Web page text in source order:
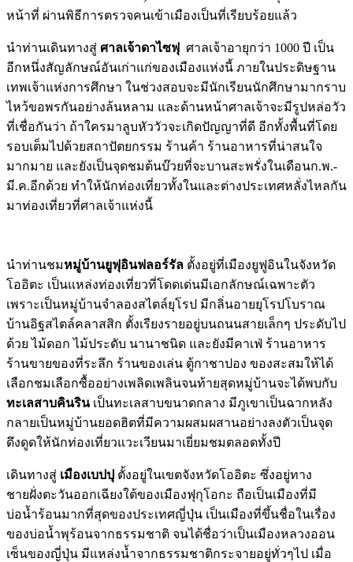
หน้าที่ ผ่านพิธีการตรวจคนเข้าเมืองเป็นที่เรียบร้อยแล้ว
นำท่านเดินทางสู่ ศาลเจ้าดาไซฟุ ศาลเจ้าอายุกว่า 1000 ปี เป็น
อีกหนึ่งสัญลักษณ์อันเก่าแก่ของเมืองแห่งนี้ ภายในประดิษฐาน
เทพเจ้าแห่งการศึกษา ในช่วงสอบจะมีนักเรียนนักศึกษามากราบ
ไหว้ขอพรกันอย่างล้นหลาม และด้านหน้าศาลเจ้าจะมีรูปหล่อวัว
ที่เชื่อกันว่า ถ้าใครมาลูบหัววัวจะเกิดปัญญาที่ดี อีกทั้งพื้นที่โดย
รอบเต็มไปด้วยสถาปัตยกรรม ร้านค้า ร้านอาหารที่น่าสนใจ
มากมาย และยังเป็นจุดชมต้นบ๊วยที่จะบานสะพรั่งในเดือนก.พ.-
มี.ค.อีกด้วย ทำให้นักท่องเที่ยวทั้งในและต่างประเทศหลั่งไหลกัน
มาท่องเที่ยวที่ศาลเจ้าแห่งนี้
นำท่านชมหมู่บ้านยูฟุอินฟลอร์รัล ตั้งอยู่ที่เมืองยูฟูอินในจังหวัด
โออิตะ เป็นแหล่งท่องเที่ยวที่โดดเด่นมีเอกลักษณ์เฉพาะตัว
เพราะเป็นหมู่บ้านจำลองสไตล์ยุโรป มีกลิ่นอายยุโรปโบราณ
บ้านอิฐสไตล์คลาสสิก ตั้งเรียงรายอยู่บนถนนสายเล็กๆ ประดับไป
ด้วย ไม้ดอก ไม้ประดับ นานาชนิด และยังมีคาเฟ่ ร้านอาหาร
ร้านขายของที่ระลึก ร้านของเล่น ตู้กาชาปอง ของสะสมให้ได้
เลือกชมเลือกซื้ออย่างเพลิดเพลินจนท้ายสุดหมู่บ้านจะได้พบกับ
ทะเลสาบคินรินเป็นทะเลสาบขนาดกลาง มีภูเขาเป็นฉากหลัง
กลายเป็นหมู่บ้านยอดฮิตที่มีความผสมผสานอย่างลงตัวเป็นจุด
ดึงดูดให้นักท่องเที่ยวแวะเวียนมาเยี่ยมชมตลอดทั้งปี
เดินทางสู่ เมืองเบปปุ ตั้งอยู่ในเขตจังหวัดโออิตะ ซึ่งอยู่ทาง
ชายฝั่งตะวันออกเฉียงใต้ของเมืองฟุกุโอกะ ถือเป็นเมืองที่มี
บ่อน้ำร้อนมากที่สุดของประเทศญี่ปุ่น เป็นเมืองที่ขึ้นชื่อในเรื่อง
ของบ่อน้ำพุร้อนจากธรรมชาติ จนได้ชื่อว่าเป็นเมืองหลวงออน
เซ็นของญี่ปุ่น มีแหล่งน้ำจากธรรมชาติกระจายอยู่ทั่วๆไป เมื่อ